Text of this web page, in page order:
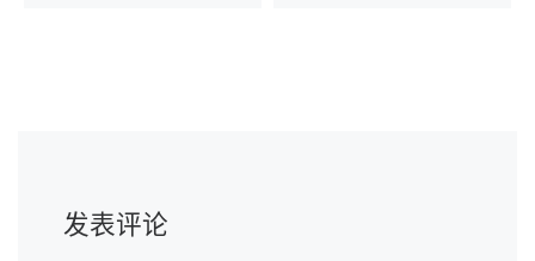
发表评论